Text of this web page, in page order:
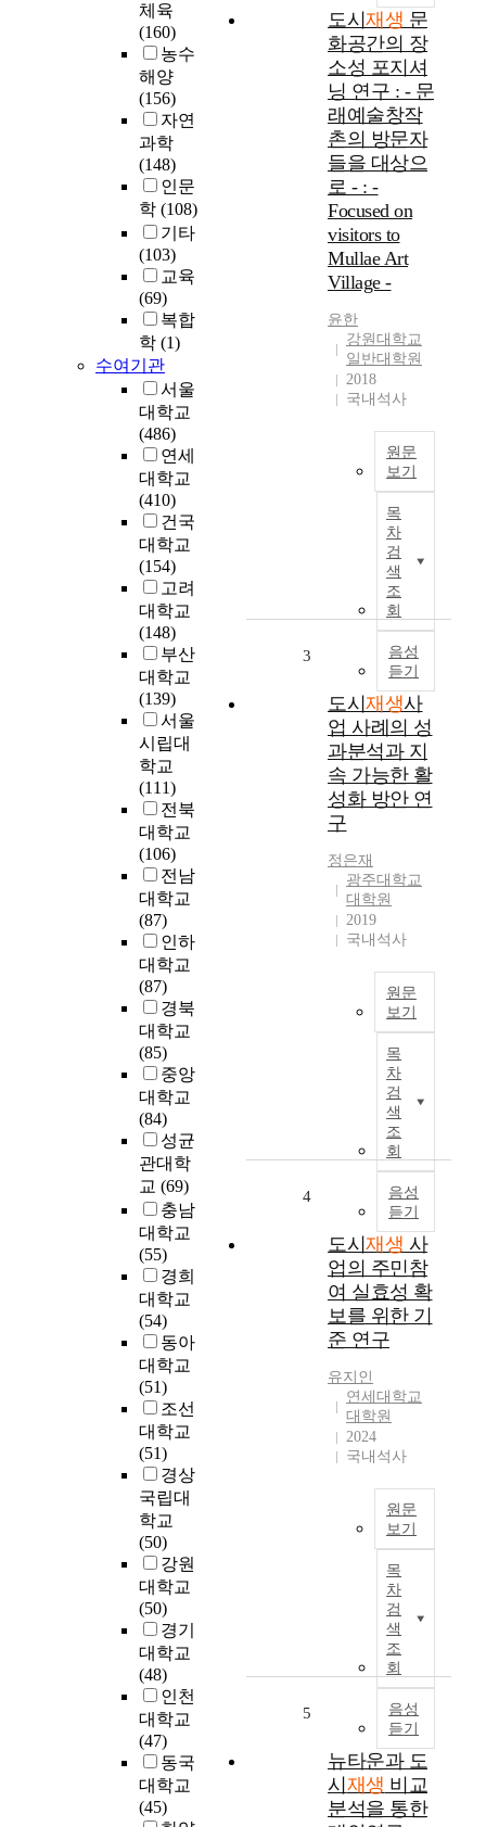
체육
(160)
농수
해양
(156)
자연
과학
(148)
인문
학 (108)
기타
(103)
교육
(69)
복합
학 (1)
수여기관
서울
대학교
(486)
연세
대학교
(410)
건국
대학교
(154)
고려
대학교
(148)
부산
대학교
(139)
서울
시립대
학교
(111)
전북
대학교
(106)
전남
대학교
(87)
인하
대학교
(87)
경북
대학교
(85)
중앙
대학교
(84)
성균
관대학
교 (69)
충남
대학교
(55)
경희
대학교
(54)
동아
대학교
(51)
조선
대학교
(51)
경상
국립대
학교
(50)
강원
대학교
(50)
경기
대학교
(48)
인천
대학교
(47)
동국
대학교
(45)
행
랑
)
도시 재생 문
화공간의 장
소성 포지셔
닝 연구 : - 문
래예술창작
촌의 방문자
들을 대상으
로 - : -
Focused on
visitors to
Mullae Art
Village -
윤한
강원대학교
일반대학원
2018
국내석사
원문
보기
목
차
검
색
조
회
음성
듣기
3
도시 재생사
업 사례의 성
과분석과 지
속 가능한 활
성화 방안 연
구
정은재
광주대학교
대학원
2019
국내석사
원문
보기
목
차
검
색
조
회
음성
듣기
4
도시 재생 사
업의 주민참
여 실효성 확
보를 위한 기
준 연구
유지인
연세대학교
대학원
2024
국내석사
원문
보기
목
차
검
색
조
회
음성
듣기
5
뉴타운과 도
시 재생 비교
분석을 통한